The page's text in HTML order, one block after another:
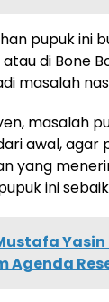
pupuk ini
di Bone
masalah
masalah
awal, agar
yang
ini
Yasin
Agenda